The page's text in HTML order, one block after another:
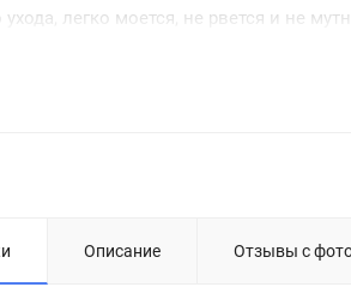
ухода, легко моется, не рвется и не
Описание Отзывы с